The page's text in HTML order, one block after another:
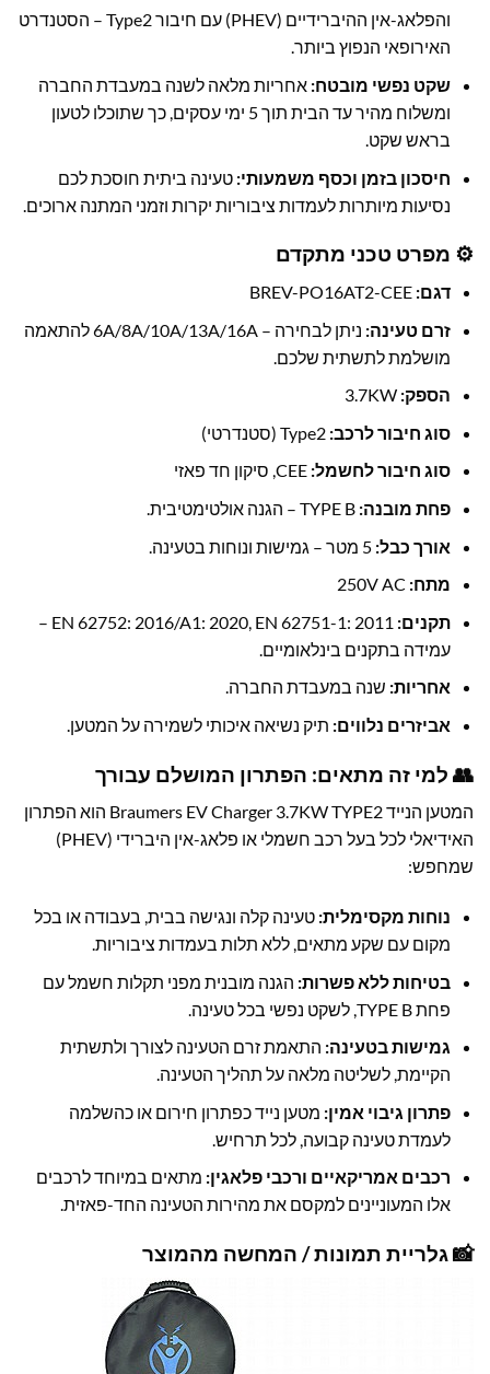
והפלאג-אין ההיברידיים (PHEV) עם חיבור Type2 – הסטנדרט
האירופאי הנפוץ ביותר.
שקט נפשי מובטח: אחריות מלאה לשנה במעבדת החברה
ומשלוח מהיר עד הבית תוך 5 ימי עסקים, כך שתוכלו לטעון
בראש שקט.
חיסכון בזמן וכסף משמעותי: טעינה ביתית חוסכת לכם
נסיעות מיותרות לעמדות ציבוריות יקרות וזמני המתנה ארוכים.
⚙️ מפרט טכני מתקדם
דגם:
זרם טעינה:
ניתן לבחירה – 6A/8A/10A/13A/16A להתאמה
מושלמת לתשתית שלכם.
הספק:
סוג חיבור לרכב:
סוג חיבור לחשמל:
פחת מובנה:
אורך כבל:
מתח:
תקנים:
EN 62752: 2016/A1: 2020, EN 62751-1: 2011 –
עמידה בתקנים בינלאומיים.
אחריות: שנה במעבדת החברה.
אביזרים נלווים: תיק נשיאה איכותי לשמירה על המטען.
👥 למי זה מתאים: הפתרון המושלם עבורך
המטען הנייד Braumers EV Charger 3.7KW TYPE2 הוא הפתרון
האידיאלי לכל בעל רכב חשמלי או פלאג-אין היברידי (PHEV)
שמחפש:
נוחות מקסימלית: טעינה קלה ונגישה בבית, בעבודה או בכל
מקום עם שקע מתאים, ללא תלות בעמדות ציבוריות.
בטיחות ללא פשרות: הגנה מובנית מפני תקלות חשמל עם
פחת TYPE B, לשקט נפשי בכל טעינה.
גמישות בטעינה: התאמת זרם הטעינה לצורך ולתשתית
הקיימת, לשליטה מלאה על תהליך הטעינה.
פתרון גיבוי אמין: מטען נייד כפתרון חירום או כהשלמה
לעמדת טעינה קבועה, לכל תרחיש.
רכבים אמריקאיים ורכבי פלאגין: מתאים במיוחד לרכבים
אלו המעוניינים למקסם את מהירות הטעינה החד-פאזית.
📸 גלריית תמונות / המחשה מהמוצר